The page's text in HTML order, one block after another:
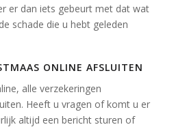
er dan iets gebeurt met dat wat
schade die u hebt geleden
ONLINE AFSLUITEN
alle verzekeringen
Heeft u vragen of komt u er
altijd een bericht sturen of